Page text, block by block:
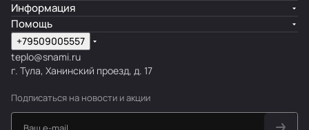
Информация
Помощь
+79509005557
teplo@snami.ru
г. Тула, Ханинский проезд, д. 17
Подписаться на новости и акции